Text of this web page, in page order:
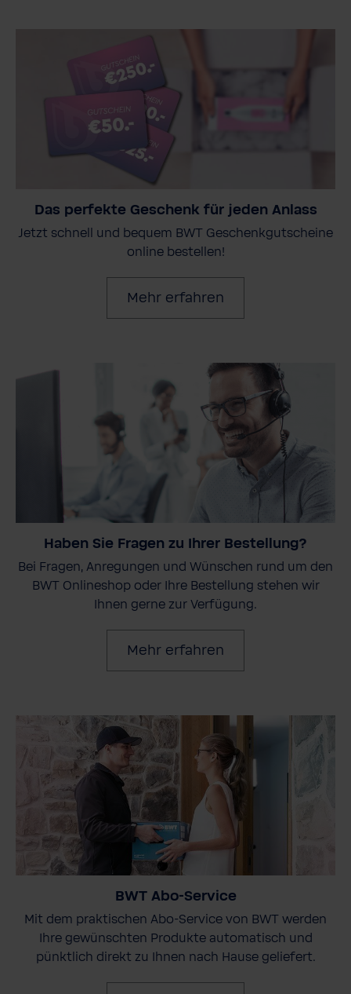
Das perfekte Geschenk für jeden Anlass
Jetzt schnell und bequem BWT Geschenkgutscheine
online bestellen!
Mehr erfahren
Haben Sie Fragen zu Ihrer Bestellung?
Bei Fragen, Anregungen und Wünschen rund um den
BWT Onlineshop oder Ihre Bestellung stehen wir
Ihnen gerne zur Verfügung.
Mehr erfahren
BWT Abo-Service
Mit dem praktischen Abo-Service von BWT werden
Ihre gewünschten Produkte automatisch und
pünktlich direkt zu Ihnen nach Hause geliefert.